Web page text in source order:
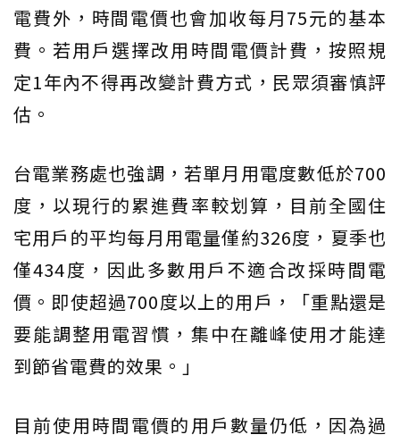
電費外，時間電價也會加收每月75元的基本
費。若用戶選擇改用時間電價計費，按照規
定1年內不得再改變計費方式，民眾須審慎評
估。
台電業務處也強調，若單月用電度數低於700
度，以現行的累進費率較划算，目前全國住
宅用戶的平均每月用電量僅約326度，夏季也
僅434度，因此多數用戶不適合改採時間電
價。即使超過700度以上的用戶，「重點還是
要能調整用電習慣，集中在離峰使用才能達
到節省電費的效果。」
目前使用時間電價的用戶數量仍低，因為過